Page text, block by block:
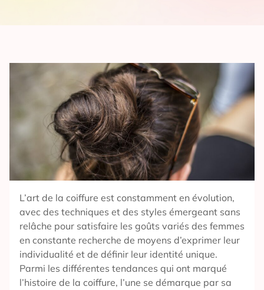
L’art de la coiffure est constamment en évolution,
avec des techniques et des styles émergeant sans
relâche pour satisfaire les goûts variés des femmes
en constante recherche de moyens d’exprimer leur
individualité et de définir leur identité unique.
Parmi les différentes tendances qui ont marqué
l’histoire de la coiffure, l’une se démarque par sa